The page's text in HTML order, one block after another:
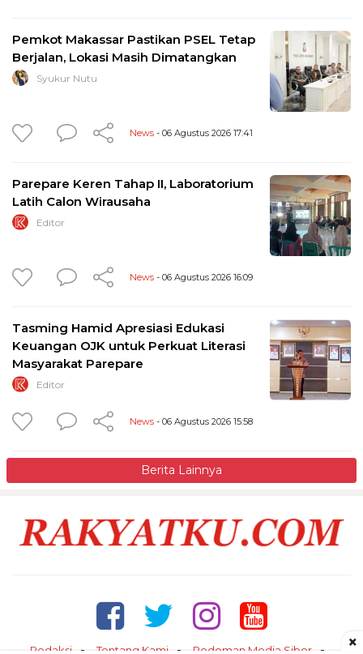
Pemkot Makassar Pastikan PSEL Tetap
Berjalan, Lokasi Masih Dimatangkan
Syukur Nutu
News - 06 Agustus 2026 17:41
Parepare Keren Tahap II, Laboratorium
Latih Calon Wirausaha
Editor
News - 06 Agustus 2026 16:09
Tasming Hamid Apresiasi Edukasi
Keuangan OJK untuk Perkuat Literasi
Masyarakat Parepare
Editor
News - 06 Agustus 2026 15:58
Berita Lainnya
Redaksi Tentang Kami Pedoman Media Siber ×